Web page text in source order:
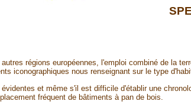
régions européennes, l'emploi combiné de la
iconographiques nous renseignant sur le type
et même s'il est difficile d'établir une
fréquent de bâtiments à pan de bois.